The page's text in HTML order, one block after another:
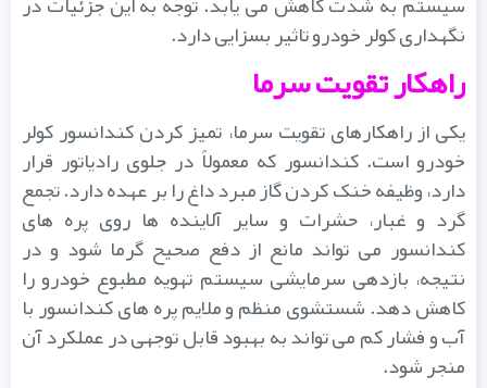
نگهداری کولر خودرو تاثیر بسزایی دارد.
راهکار تقویت سرما
یکی از راهکارهای تقویت سرما، تمیز کردن کندانسور کولر
خودرو است. کندانسور که معمولاً در جلوی رادیاتور قرار
دارد، وظیفه خنک کردن گاز مبرد داغ را بر عهده دارد. تجمع
گرد و غبار، حشرات و سایر آلاینده ها روی پره های
کندانسور می تواند مانع از دفع صحیح گرما شود و در
نتیجه، بازدهی سرمایشی سیستم تهویه مطبوع خودرو را
کاهش دهد. شستشوی منظم و ملایم پره های کندانسور با
آب و فشار کم می تواند به بهبود قابل توجهی در عملکرد آن
منجر شود.